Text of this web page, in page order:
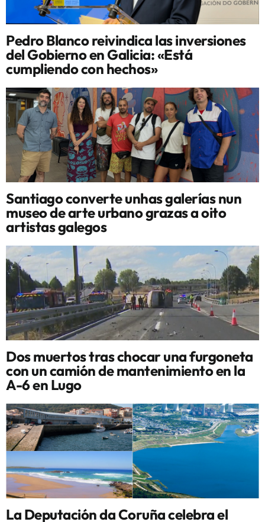
Pedro Blanco reivindica las inversiones
del Gobierno en Galicia: «Está
cumpliendo con hechos»
Santiago converte unhas galerías nun
museo de arte urbano grazas a oito
artistas galegos
Dos muertos tras chocar una furgoneta
con un camión de mantenimiento en la
A-6 en Lugo
La Deputación da Coruña celebra el